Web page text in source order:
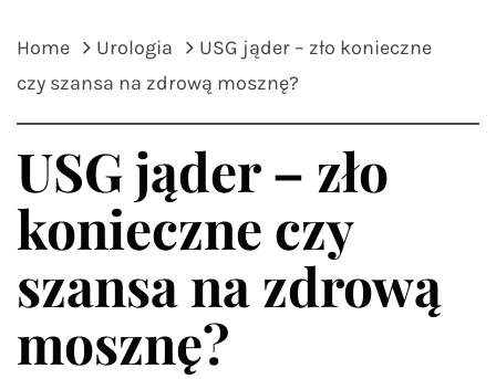
Home Urologia
USG jąder – zło konieczne
czy szansa na zdrową mosznę?
USG jąder – zło
konieczne czy
szansa na zdrową
mosznę?